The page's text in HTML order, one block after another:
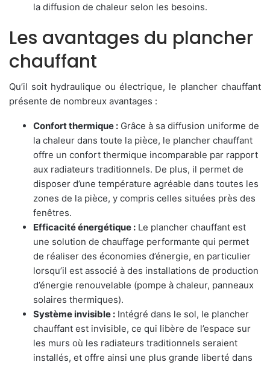
la diffusion de chaleur selon les besoins.
Les avantages du plancher
chauffant
Qu’il soit hydraulique ou électrique, le plancher chauffant
présente de nombreux avantages :
Confort thermique : Grâce à sa diffusion uniforme de
la chaleur dans toute la pièce, le plancher chauffant
offre un confort thermique incomparable par rapport
aux radiateurs traditionnels. De plus, il permet de
disposer d’une température agréable dans toutes les
zones de la pièce, y compris celles situées près des
fenêtres.
Efficacité énergétique : Le plancher chauffant est
une solution de chauffage performante qui permet
de réaliser des économies d’énergie, en particulier
lorsqu’il est associé à des installations de production
d’énergie renouvelable (pompe à chaleur, panneaux
solaires thermiques).
Système invisible : Intégré dans le sol, le plancher
chauffant est invisible, ce qui libère de l’espace sur
les murs où les radiateurs traditionnels seraient
installés, et offre ainsi une plus grande liberté dans